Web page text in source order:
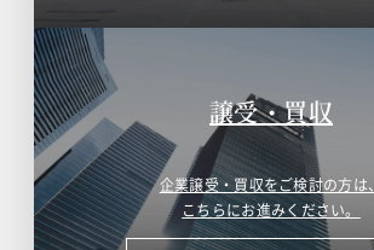
譲受・買収
企業譲受・買収をご検討の方は、
こちらにお進みください。